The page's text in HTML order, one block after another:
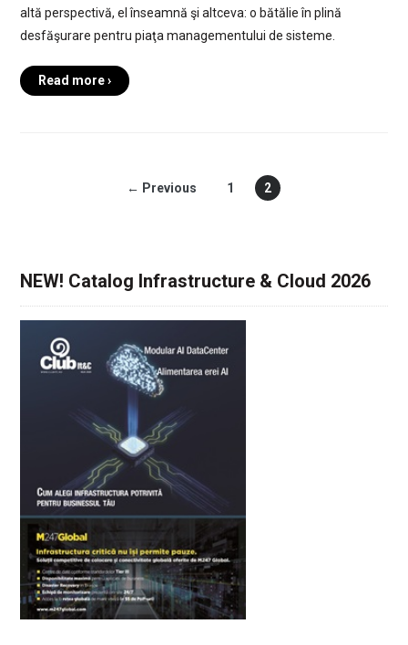
altă perspectivă, el înseamnă şi altceva: o bătălie în plină
desfăşurare pentru piaţa managementului de sisteme.
Read more ›
← Previous 1 2
NEW! Catalog Infrastructure & Cloud 2026